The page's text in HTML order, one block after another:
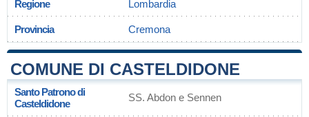
Regione Lombardia
Provincia Cremona
COMUNE DI CASTELDIDONE
Santo Patrono di
Casteldidone
SS. Abdon e Sennen